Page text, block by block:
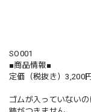
SO001
■商品情報■
定価（税抜き）3,200円
ゴムが入っていない